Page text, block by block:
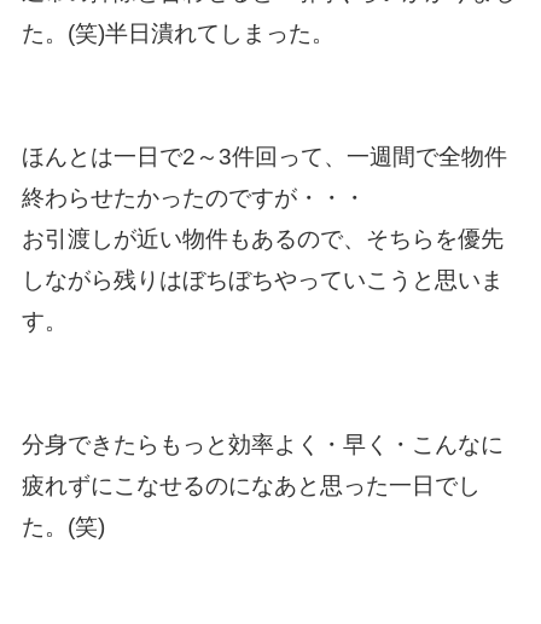
た。(笑)半日潰れてしまった。
ほんとは一日で2～3件回って、一週間で全物件
終わらせたかったのですが・・・
お引渡しが近い物件もあるので、そちらを優先
しながら残りはぼちぼちやっていこうと思いま
す。
分身できたらもっと効率よく・早く・こんなに
疲れずにこなせるのになあと思った一日でし
た。(笑)